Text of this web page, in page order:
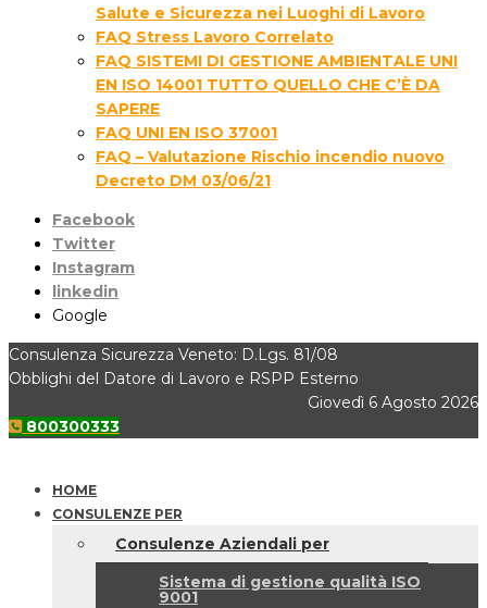
Salute e Sicurezza nei Luoghi di Lavoro
FAQ Stress Lavoro Correlato
FAQ SISTEMI DI GESTIONE AMBIENTALE UNI
EN ISO 14001 TUTTO QUELLO CHE C’È DA
SAPERE
FAQ UNI EN ISO 37001
FAQ – Valutazione Rischio incendio nuovo
Decreto DM 03/06/21
Facebook
Twitter
Instagram
linkedin
Google
Consulenza Sicurezza Veneto: D.Lgs. 81/08
Obblighi del Datore di Lavoro e RSPP Esterno
Giovedì 6 Agosto 2026
800300333
HOME
CONSULENZE PER
Consulenze Aziendali per
Sistema di gestione qualità ISO
9001